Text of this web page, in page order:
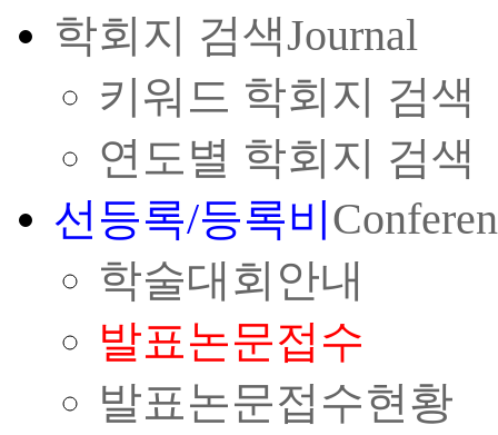
학회지 검색Journal
키워드 학회지 검색
연도별 학회지 검색
선등록/등록비
학술대회안내
발표논문접수
발표논문접수현황